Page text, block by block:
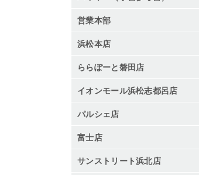
営業本部
浜松本店
ららぽーと磐田店
イオンモール浜松志都呂店
パルシェ店
富士店
サンストリート浜北店